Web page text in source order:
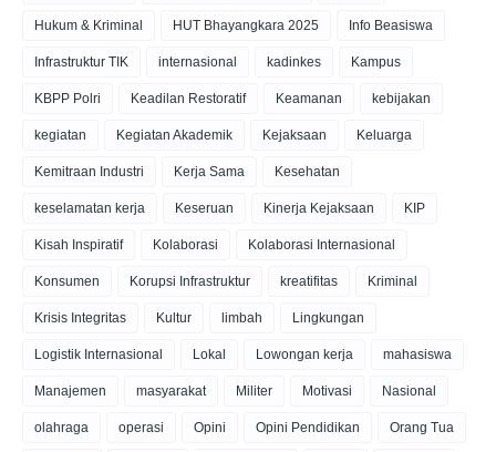
Hukum & Kriminal HUT Bhayangkara 2025 Info Beasiswa
Infrastruktur TIK internasional kadinkes Kampus
KBPP Polri Keadilan Restoratif Keamanan kebijakan
kegiatan Kegiatan Akademik Kejaksaan Keluarga
Kemitraan Industri Kerja Sama Kesehatan
keselamatan kerja Keseruan Kinerja Kejaksaan KIP
Kisah Inspiratif Kolaborasi Kolaborasi Internasional
Konsumen Korupsi Infrastruktur kreatifitas Kriminal
Krisis Integritas Kultur limbah Lingkungan
Logistik Internasional Lokal Lowongan kerja mahasiswa
Manajemen masyarakat Militer Motivasi Nasional
olahraga operasi Opini Opini Pendidikan Orang Tua